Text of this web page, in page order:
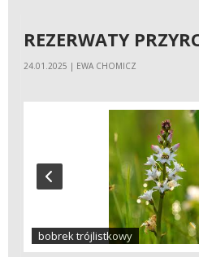
REZERWATY
24.01.2025 | EWA CHOMICZ
bobrek trójlistkowy